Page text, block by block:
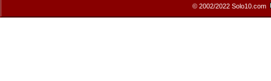
© 2002/2022 Solo10.com